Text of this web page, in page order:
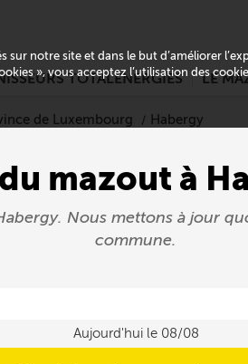
TOTALENERGIES LE
de Luxembourg Habergy
mazout à
Nous mettons à jour
commune.
Aujourd'hui le 08/08
notre site et dans le but d’améliorer
», vous acceptez l’utilisation des